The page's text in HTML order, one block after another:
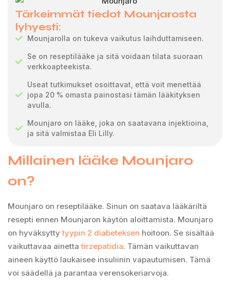
Tärkeimmät tiedot Mounjarosta
lyhyesti:
Mounjarolla on tukeva vaikutus laihduttamiseen.
Se on reseptilääke ja sitä voidaan tilata suoraan
verkkoapteekista.
Useat tutkimukset osoittavat, että voit menettää
jopa 20 % omasta painostasi tämän lääkityksen
avulla.
Mounjaro on lääke, joka on saatavana injektioina,
ja sitä valmistaa Eli Lilly.
Millainen lääke Mounjaro
on?
Mounjaro on reseptilääke. Sinun on saatava lääkäriltä
resepti ennen Mounjaron käytön aloittamista. Mounjaro
on hyväksyttytyypin 2 diabeteksen hoitoon. Se sisältää
vaikuttavaa ainettatirzepatidia. Tämän vaikuttavan
aineen käyttö laukaisee insuliinin vapautumisen. Tämä
voi säädellä ja parantaa verensokeriarvoja.